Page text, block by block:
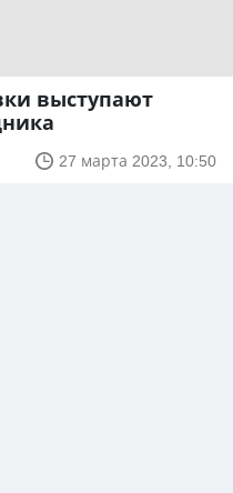
выступают
27 марта 2023, 10:50